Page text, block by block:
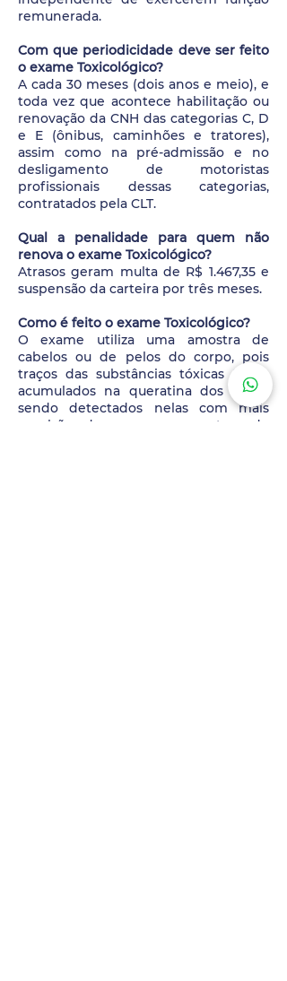
remunerada.
Com que periodicidade deve ser feito
o exame Toxicológico?
A cada 30 meses (dois anos e meio), e
toda vez que acontece habilitação ou
renovação da CNH das categorias C, D
e E (ônibus, caminhões e tratores),
assim como na pré-admissão e no
desligamento de motoristas
profissionais dessas categorias,
contratados pela CLT.
Qual a penalidade para quem não
renova o exame Toxicológico?
Atrasos geram multa de R$ 1.467,35 e
suspensão da carteira por três meses.
Como é feito o exame Toxicológico?
O exame utiliza uma amostra de
cabelos ou de pelos do corpo, pois
traços das substâncias tóxicas ficam
acumulados na queratina dos pelos,
sendo detectados nelas com mais
precisão do que em amostras de